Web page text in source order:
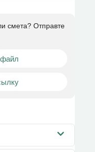
смета? Отправте